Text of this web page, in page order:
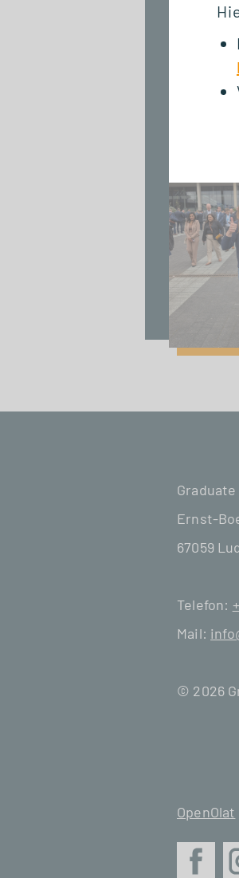
2026
Ernst-
67059
Telefon:
Mail:
© 2026
OpenOlat